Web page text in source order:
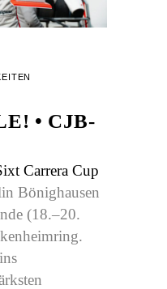
• CJB-
Carrera Cup
Bönighausen
(18.–20.